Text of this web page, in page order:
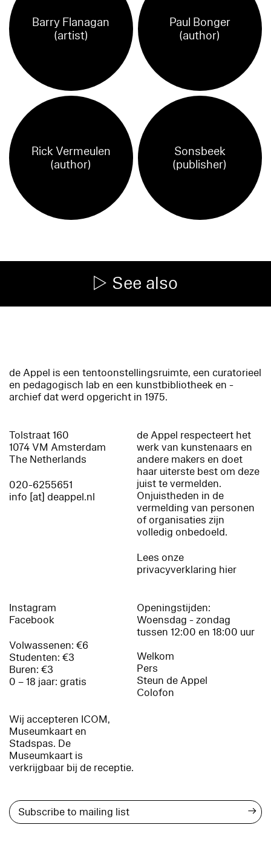
Barry Flanagan
(artist)
Paul Bonger
(author)
Rick Vermeulen
(author)
Sonsbeek
(publisher)
See also
de Appel is een tentoonstellingsruimte, een curatorieel
en pedagogisch lab en een kunstbibliotheek en -
archief dat werd opgericht in 1975.
Tolstraat 160
1074 VM Amsterdam
The Netherlands
020-6255651
info [at] deappel.nl
de Appel respecteert het
werk van kunstenaars en
andere makers en doet
haar uiterste best om deze
juist te vermelden.
Onjuistheden in de
vermelding van personen
of organisaties zijn
volledig onbedoeld.
Lees onze
privacyverklaring hier
Instagram
Facebook
Volwassenen: €6
Studenten: €3
Buren: €3
0 – 18 jaar: gratis
Wij accepteren ICOM,
Museumkaart en
Stadspas. De
Museumkaart is
verkrijgbaar bij de receptie.
Openingstijden:
Woensdag - zondag
tussen 12:00 en 18:00 uur
Welkom
Pers
Steun de Appel
Colofon
→